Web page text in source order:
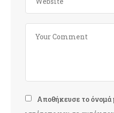
Αποθήκευσε το όνομά